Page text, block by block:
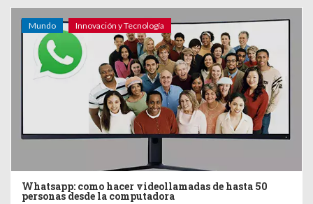
Mundo Innovación y Tecnología
Whatsapp: como hacer videollamadas de hasta 50
personas desde la computadora